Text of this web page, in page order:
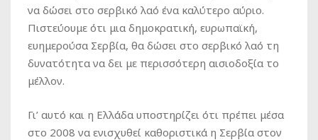
να δώσει στο σερβικό λαό ένα καλύτερο αύριο.
Πιστεύουμε ότι μια δημοκρατική, ευρωπαϊκή,
ευημερούσα Σερβία, θα δώσει στο σερβικό λαό τη
δυνατότητα να δει με περισσότερη αισιοδοξία το
μέλλον.
Γι’ αυτό και η Ελλάδα υποστηρίζει ότι πρέπει μέσα
στο 2008 να ενισχυθεί καθοριστικά η Σερβία στον